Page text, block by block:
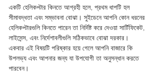
একটি হেলিকপ্টার কিনতে আগ্রহী হলে, প্রথম ধাপটি হল
সীমাবদ্ধতা এবং সম্ভাবনা বোঝা। সুইডেনে আপনি কোন ধরনের
হেলিকপ্টারগুলি কিনতে পারেন তা নির্দিষ্ট করে দেওয়া সার্টিফিকেট,
লাইসেন্স, এবং নির্দেশাবলীগুলি সঠিকভাবে বোঝা দরকার।
একবার এই বিষয়টি পরিষ্কার হয়ে গেলে আপনি বাজারে কি
উপলভ্য এবং আপনার জন্য যা উপযোগী তা অনুসন্ধান করতে
পারবেন।